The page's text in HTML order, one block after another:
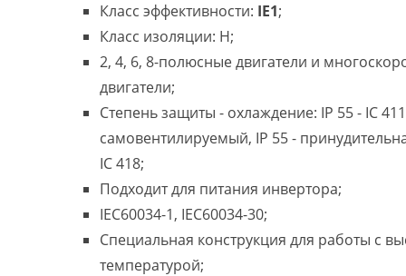
Класс эффективности: IE1;
Класс изоляции: H;
2, 4, 6, 8-полюсные двигатели и
двигатели;
Степень защиты - охлаждение: IP 55 - IC 411
самовентилируемый, IP 55 -
IC 418;
Подходит для питания инвертора;
IEC60034-1, IEC60034-30;
Специальная конструкция для работы с
температурой;